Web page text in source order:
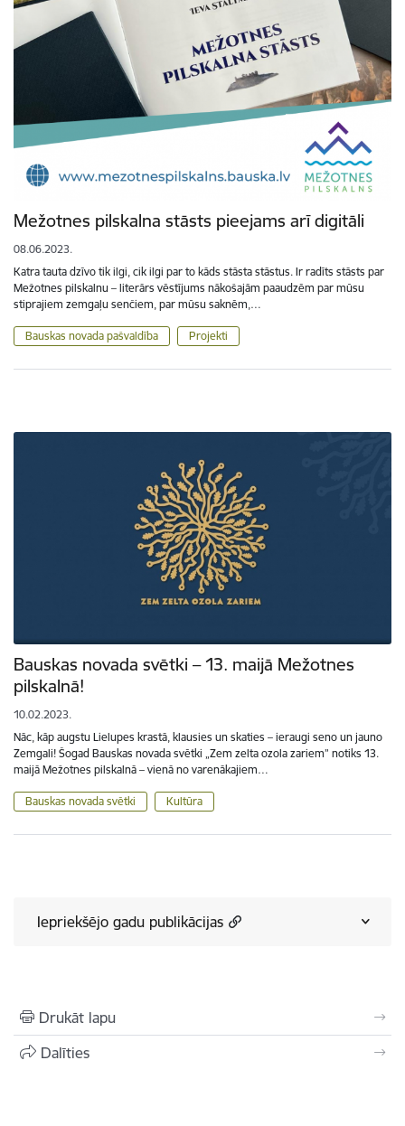
Mežotnes pilskalna stāsts pieejams arī digitāli
08.06.2023.
Katra tauta dzīvo tik ilgi, cik ilgi par to kāds stāsta stāstus. Ir radīts stāsts par
Mežotnes pilskalnu – literārs vēstījums nākošajām paaudzēm par mūsu
stiprajiem zemgaļu senčiem, par mūsu saknēm,…
Bauskas novada pašvaldība Projekti
Bauskas novada svētki – 13. maijā Mežotnes
pilskalnā!
10.02.2023.
Nāc, kāp augstu Lielupes krastā, klausies un skaties – ieraugi seno un jauno
Zemgali! Šogad Bauskas novada svētki „Zem zelta ozola zariem” notiks 13.
maijā Mežotnes pilskalnā – vienā no varenākajiem…
Bauskas novada svētki Kultūra
Iepriekšējo gadu publikācijas
Drukāt lapu
Dalīties